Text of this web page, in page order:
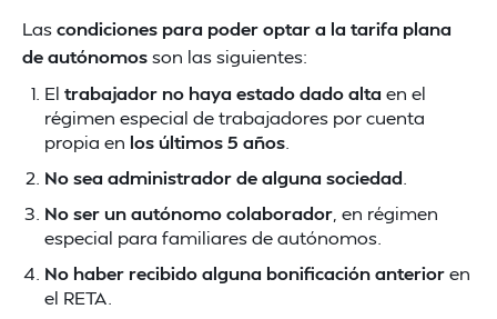
Lascondiciones para poder optar a la tarifa plana
de autónomosson las siguientes:
El trabajador no haya estado dado alta en el
régimen especial de trabajadores por cuenta
propia en los últimos 5 años.
No sea administrador de alguna sociedad.
No ser un autónomo colaborador, en régimen
especial para familiares de autónomos.
No haber recibido alguna bonificaciónanterioren
el RETA.